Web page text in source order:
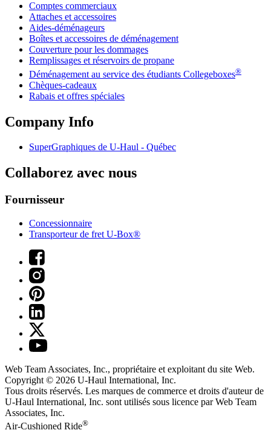
Comptes commerciaux
Attaches et accessoires
Aides-déménageurs
Boîtes et accessoires de déménagement
Couverture pour les dommages
Remplissages et réservoirs de propane
Déménagement au service des étudiants Collegeboxes®
Chèques-cadeaux
Rabais et offres spéciales
Company Info
SuperGraphiques de U-Haul - Québec
Collaborez avec nous
Fournisseur
Concessionnaire
Transporteur de fret U-Box®
Web Team Associates, Inc., propriétaire et exploitant du site Web.
Copyright © 2026 U-Haul International, Inc.
Tous droits réservés. Les marques de commerce et droits d'auteur de
U-Haul International, Inc. sont utilisés sous licence par Web Team
Associates, Inc.
Air-Cushioned Ride®